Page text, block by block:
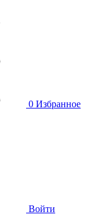
0 Избранное
Войти